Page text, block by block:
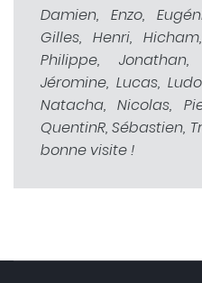
Damien, Enzo,
Gilles, Henri,
Philippe,
Jéromine, Lucas,
Natacha, Nicolas,
QuentinR, Sébastien,
bonne visite !